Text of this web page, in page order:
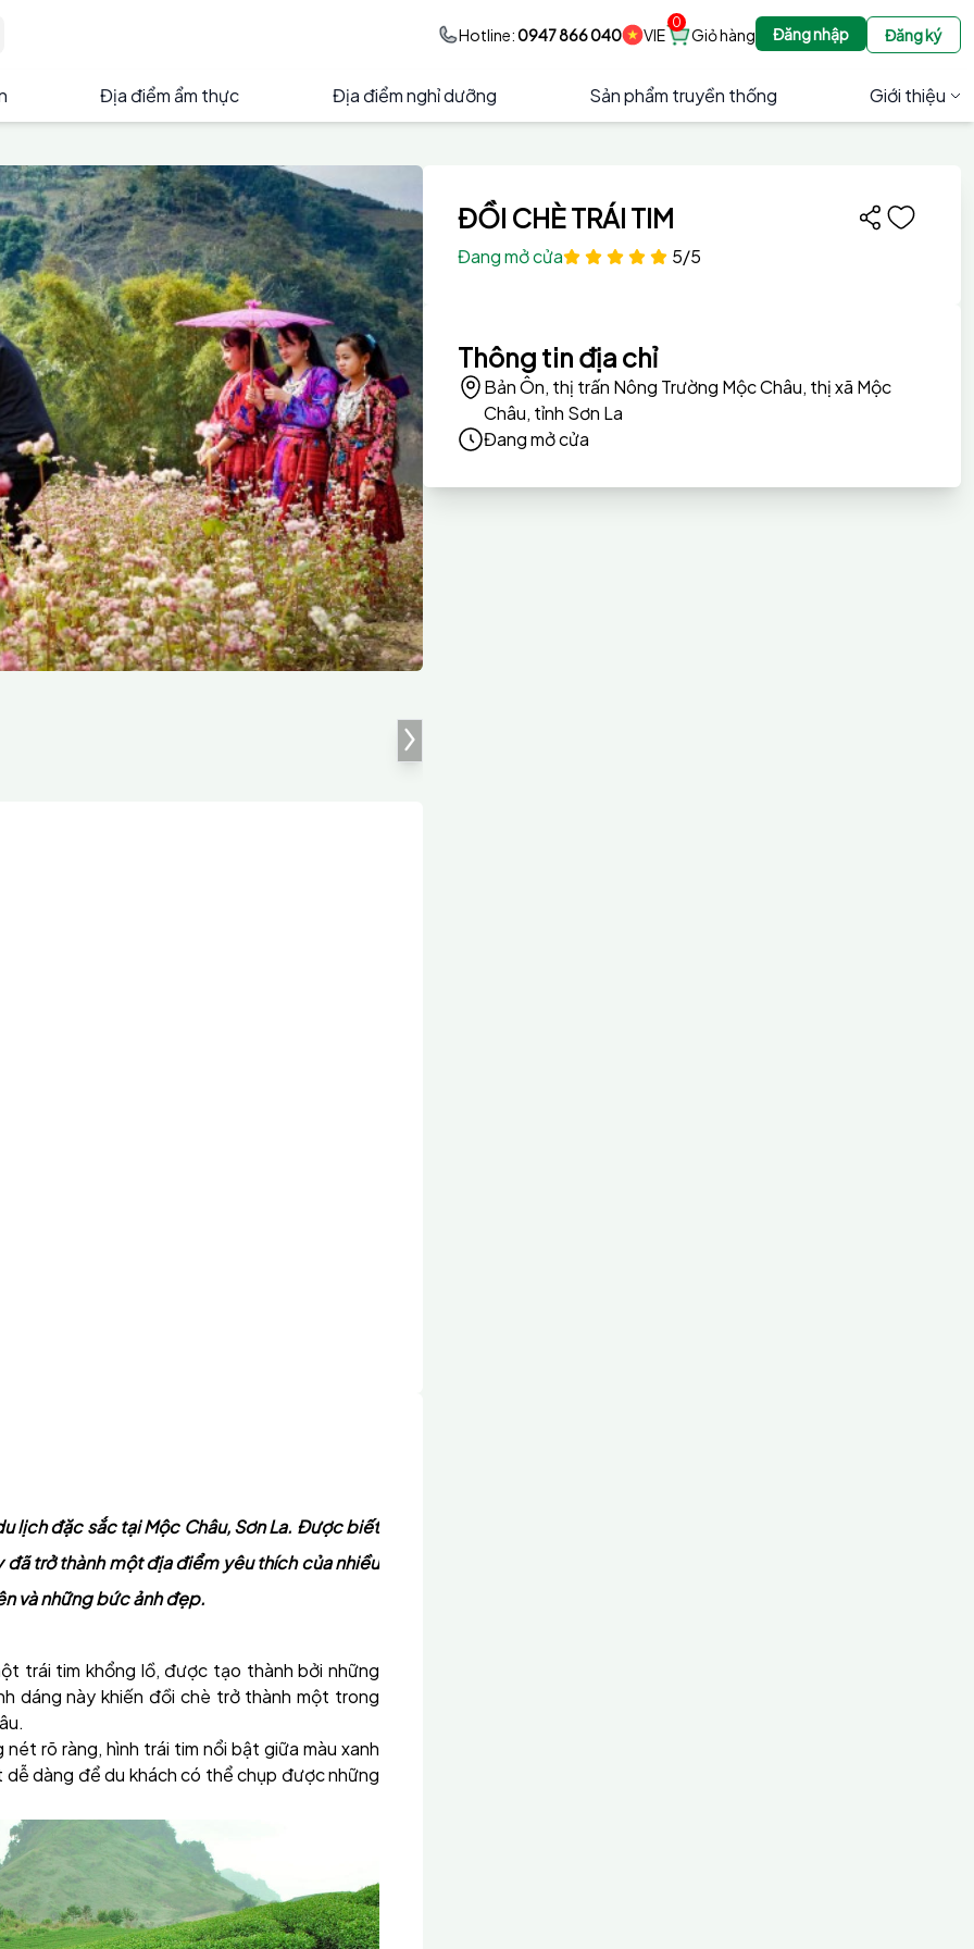
Hotline:0947 866 040 VIE
0
Giỏ hàng Đăng nhập Đăng ký
Địa điểm ẩm thực Địa điểm nghỉ dưỡng Sản phẩm truyền thống Giới thiệu
lịch đặc sắc tại Mộc Châu, Sơn La. Được biết
trở thành một địa điểm yêu thích của nhiều
và những bức ảnh đẹp.
trái tim khổng lồ, được tạo thành bởi những
dáng này khiến đồi chè trở thành một trong
rõ ràng, hình trái tim nổi bật giữa màu xanh
dàng để du khách có thể chụp được những
ĐỒI CHÈ TRÁI TIM
Đang mở cửa 5/5
Thông tin địa chỉ
Bản Ôn, thị trấn Nông Trường Mộc Châu, thị xã Mộc
Châu, tỉnh Sơn La
Đang mở cửa